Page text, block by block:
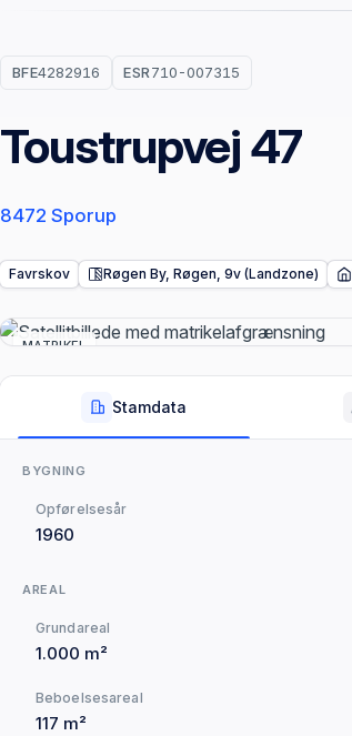
BFE4282916 ESR710-007315
Toustrupvej 47
8472 Sporup
Favrskov Røgen By, Røgen, 9v (Landzone)
MATRIKEL
Stamdata
BYGNING
Opførelsesår
1960
AREAL
Grundareal
1.000 m²
Beboelsesareal
117 m²